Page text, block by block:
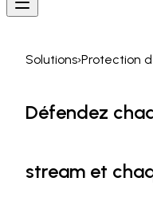
Solutions›Protection
Défendez
stream et